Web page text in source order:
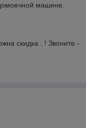
машине.
скидка . ! Звоните -